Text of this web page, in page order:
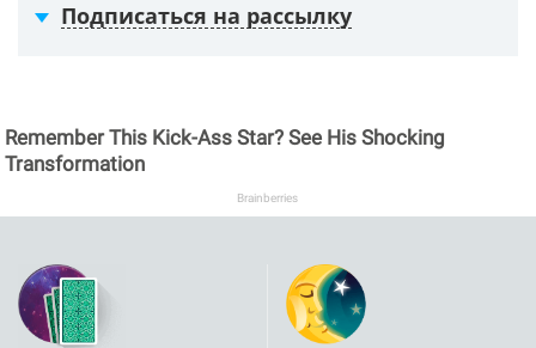
Подписаться на рассылку
Remember This Kick-Ass Star? See His Shocking
Transformation
Brainberries